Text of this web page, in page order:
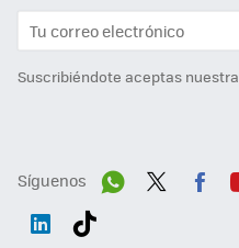
Suscribiéndote aceptas nuestra
Síguenos